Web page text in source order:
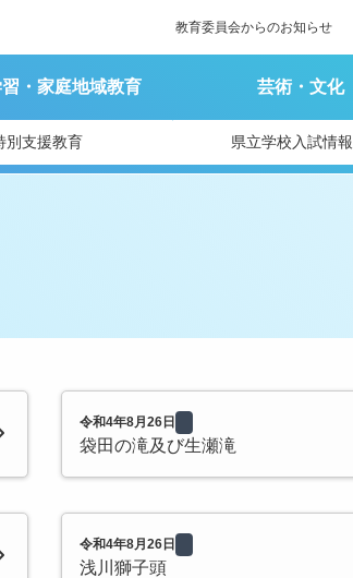
教育委員会からのお知らせ
・家庭地域教育 芸術・文化
別支援教育 県立学校入試情報
令和4年8月26日
袋田の滝及び生瀬滝
令和4年8月26日
浅川獅子頭